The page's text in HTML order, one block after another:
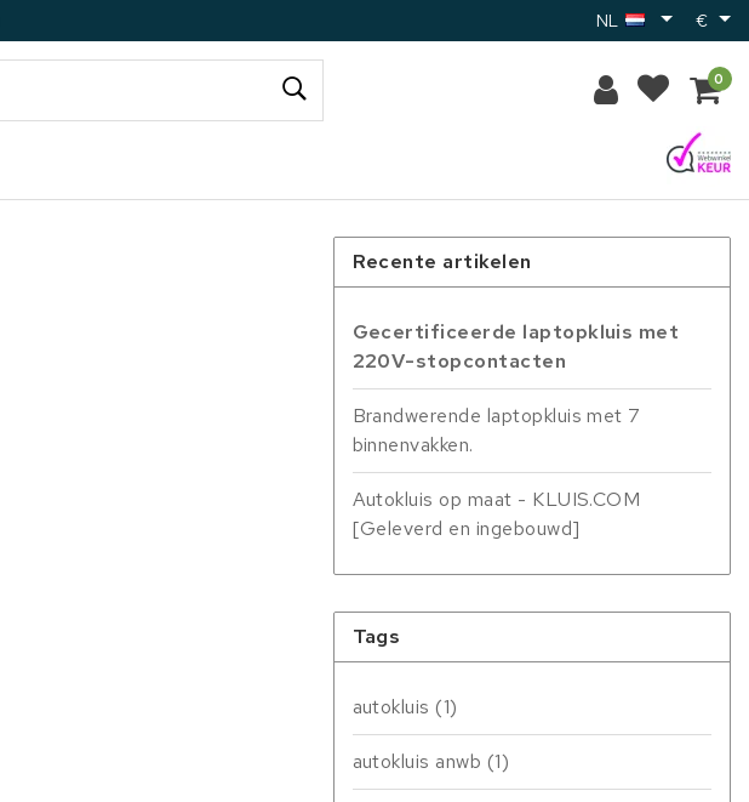
NL €
0
Recente artikelen
Gecertificeerde laptopkluis met
220V-stopcontacten
Brandwerende laptopkluis met 7
binnenvakken.
Autokluis op maat - KLUIS.COM
[Geleverd en ingebouwd]
Tags
autokluis (1)
autokluis anwb (1)